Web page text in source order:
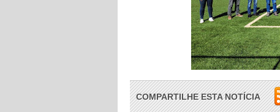
COMPARTILHE ESTA NOTÍCIA